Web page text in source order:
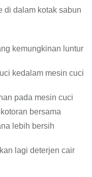
di dalam kotak sabun
kemungkinan luntur
kedalam mesin cuci
pada mesin cuci
bersama
lebih bersih
lagi deterjen cair